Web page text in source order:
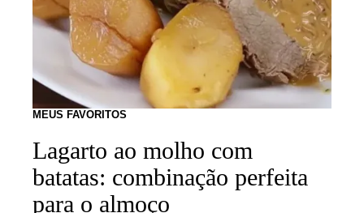
MEUS FAVORITOS
Lagarto ao molho com
batatas: combinação perfeita
para o almoço